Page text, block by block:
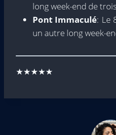
long week-end de
Pont Immaculé: Le
un autre long week-
★★★★★